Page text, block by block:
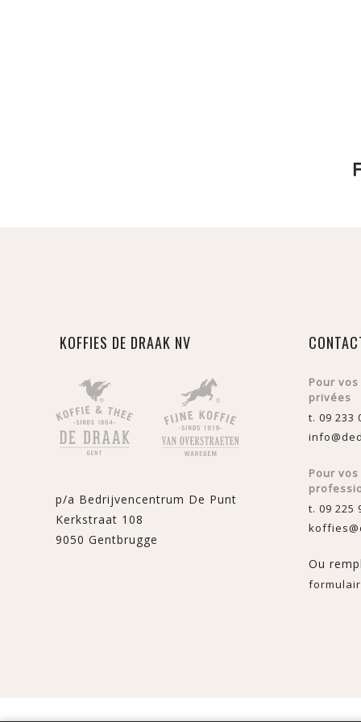
KOFFIES DE DRAAK NV
p/a Bedrijvencentrum De Punt
Kerkstraat 108
9050 Gentbrugge
Pour
privées
t. 09 233
Pour
t. 09 225
Ou